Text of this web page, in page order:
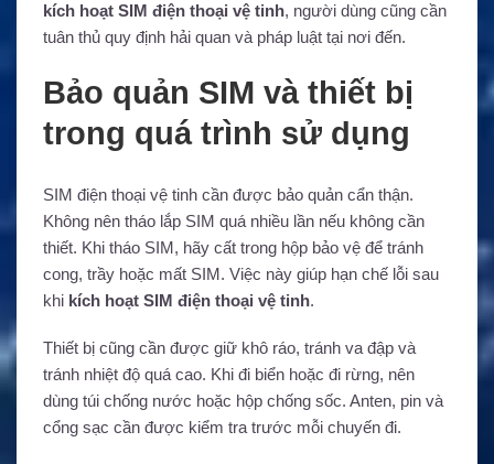
kích hoạt SIM điện thoại vệ tinh, người dùng cũng cần
tuân thủ quy định hải quan và pháp luật tại nơi đến.
Bảo quản SIM và thiết bị
trong quá trình sử dụng
SIM điện thoại vệ tinh cần được bảo quản cẩn thận.
Không nên tháo lắp SIM quá nhiều lần nếu không cần
thiết. Khi tháo SIM, hãy cất trong hộp bảo vệ để tránh
cong, trầy hoặc mất SIM. Việc này giúp hạn chế lỗi sau
khi kích hoạt SIM điện thoại vệ tinh.
Thiết bị cũng cần được giữ khô ráo, tránh va đập và
tránh nhiệt độ quá cao. Khi đi biển hoặc đi rừng, nên
dùng túi chống nước hoặc hộp chống sốc. Anten, pin và
cổng sạc cần được kiểm tra trước mỗi chuyến đi.